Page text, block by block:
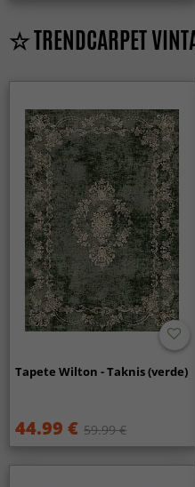
☆ TRENDCARPET
Tapete Wilton - Taknis (verde)
44.99 € 59.99 €